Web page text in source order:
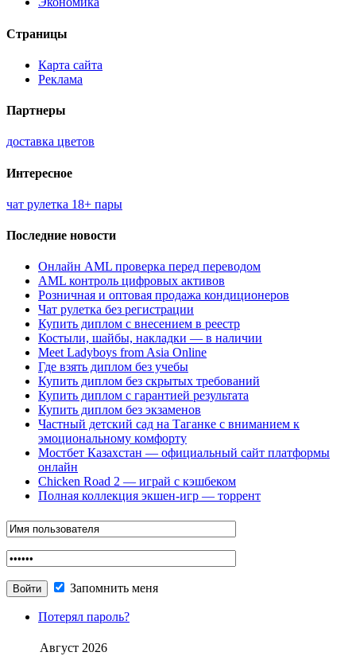
Страницы
Карта сайта
Реклама
Партнеры
доставка цветов
Интересное
чат рулетка 18+ пары
Последние новости
Онлайн AML проверка перед переводом
AML контроль цифровых активов
Розничная и оптовая продажа кондиционеров
Чат рулетка без регистрации
Купить диплом с внесением в реестр
Костыли, шайбы, накладки — в наличии
Meet Ladyboys from Asia Online
Где взять диплом без учебы
Купить диплом без скрытых требований
Купить диплом с гарантией результата
Купить диплом без экзаменов
Частный детский сад на Таганке с вниманием к
эмоциональному комфорту
Мостбет Казахстан — официальный сайт платформы
онлайн
Chicken Road 2 — играй с кэшбеком
Полная коллекция экшен-игр — торрент
Запомнить меня
Потерял пароль?
Август 2026